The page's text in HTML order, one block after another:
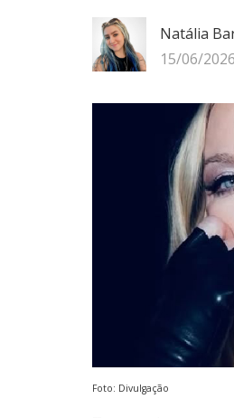
Natália
15/06/
Foto: Divulgação